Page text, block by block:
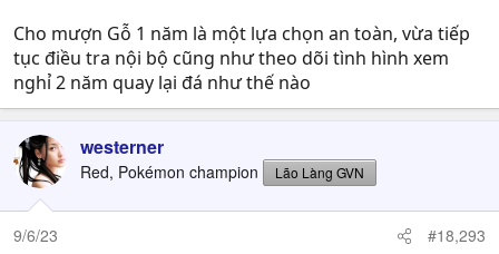
Cho mượn Gỗ 1 năm là một lựa chọn an toàn, vừa tiếp
tục điều tra nội bộ cũng như theo dõi tình hình xem
nghỉ 2 năm quay lại đá như thế nào
westerner
Red, Pokémon champion Lão Làng GVN
9/6/23 #18,293